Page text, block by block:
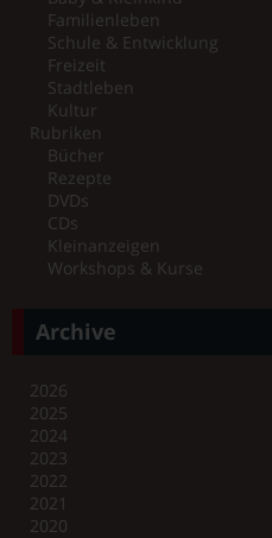
Familienleben
Schule & Entwicklung
Freizeit
Stadtleben
Kultur
Rubriken
Bücher
Rezepte
DVDs
CDs
Kleinanzeigen
Workshops & Kurse
Archive
2026
2025
2024
2023
2022
2021
2020